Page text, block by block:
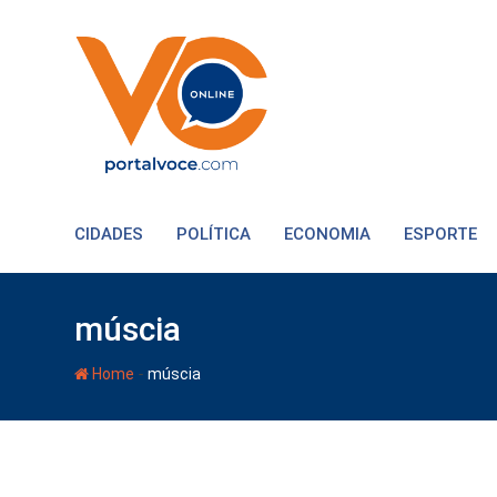
CIDADES POLÍTICA ECONOMIA ESPORTE
múscia
Home - múscia